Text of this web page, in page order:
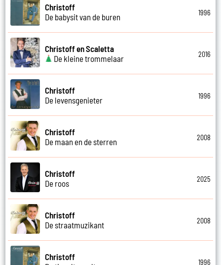
Christoff
De babysit van de buren
1996
Christoff en Scaletta
De kleine trommelaar
2016
Christoff
De levensgenieter
1996
Christoff
De maan en de sterren
2008
Christoff
De roos
2025
Christoff
De straatmuzikant
2008
Christoff
1996